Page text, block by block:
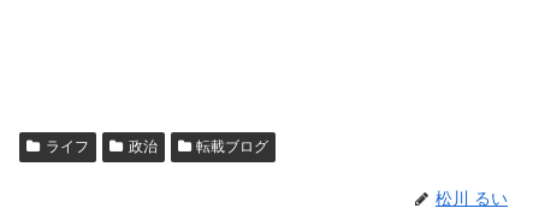
ライフ 政治 転載ブログ
松川 るい